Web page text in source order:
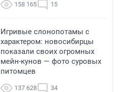
158 165 15
Игривые слонопотамы с
характером: новосибирцы
показали своих огромных
мейн-кунов — фото суровых
питомцев
137 628 34